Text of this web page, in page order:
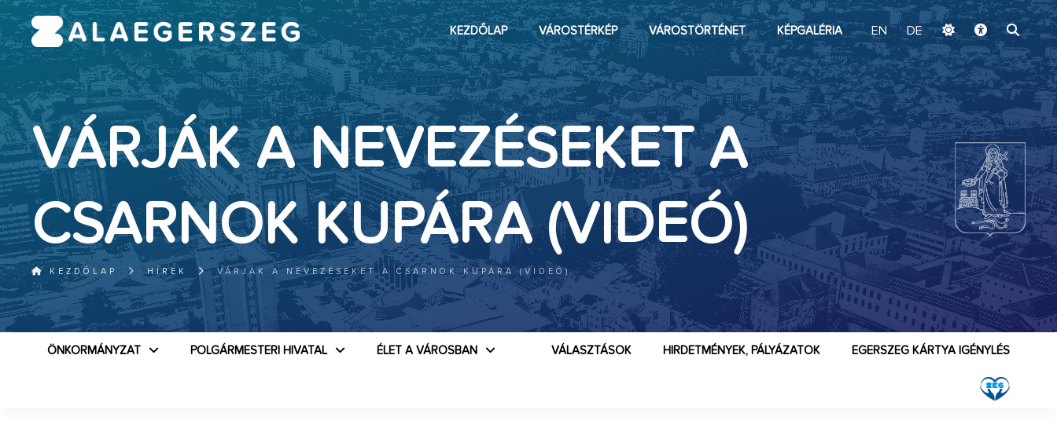
ugrás a fő tartalomhoz
KEZDŐLAP VÁROSTÉRKÉP VÁROSTÖRTÉNET KÉPGALÉRIA EN DE
VÁRJÁK A NEVEZÉSEKET A
CSARNOK KUPÁRA (VIDEÓ)
KEZDŐLAP HÍREK VÁRJÁK A NEVEZÉSEKET A CSARNOK KUPÁRA (VIDEÓ)
ÖNKORMÁNYZAT POLGÁRMESTERI HIVATAL ÉLET A VÁROSBAN EGERSZEG KÁRTYA IGÉNYLÉS
HIRDETMÉNYEK, PÁLYÁZATOK
VÁLASZTÁSOK